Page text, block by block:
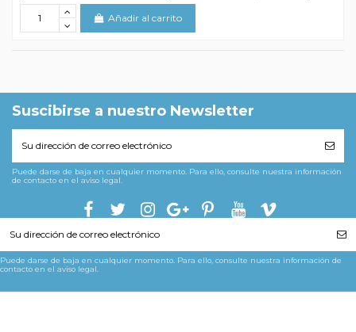
Añadir al carrito
Suscibirse a nuestro Newsletter
Puede darse de baja en cualquier momento. Para ello, consulte nuestra información
de contacto en el aviso legal.
Puede darse de baja en cualquier momento. Para ello, consulte nuestra información de
contacto en el aviso legal.